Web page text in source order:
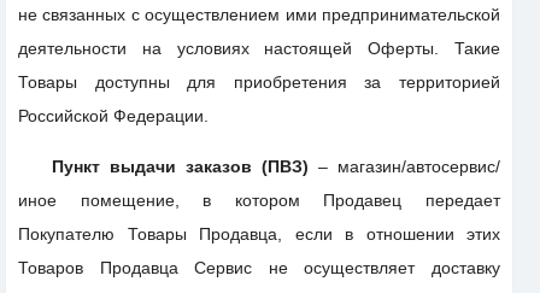
не связанных с осуществлением ими предпринимательской
деятельности на условиях настоящей Оферты. Такие
Товары доступны для приобретения за территорией
Российской Федерации.
Пункт выдачи заказов (ПВЗ) – магазин/автосервис/
иное помещение, в котором Продавец передает
Покупателю Товары Продавца, если в отношении этих
Товаров Продавца Сервис не осуществляет доставку